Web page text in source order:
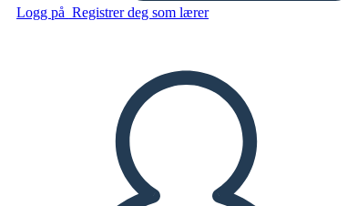
Logg på Registrer deg som lærer